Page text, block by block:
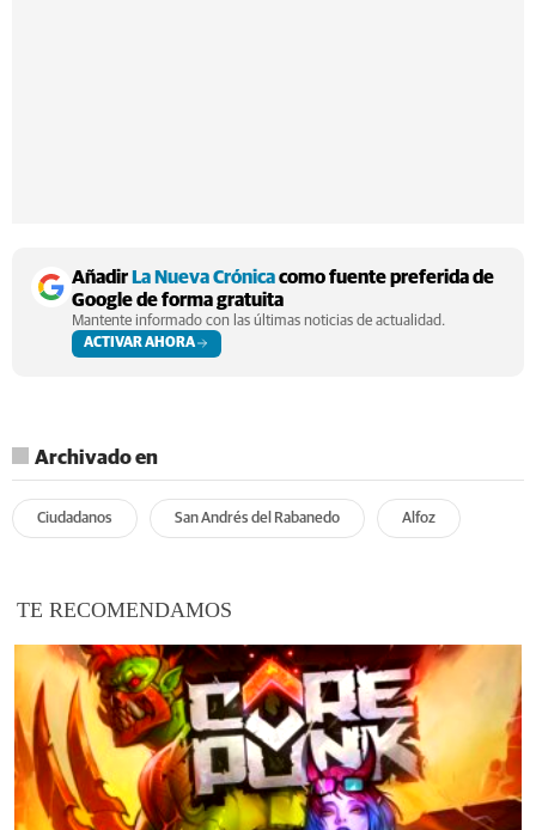
AñadirLa Nueva Crónicacomo fuente preferida de
Google de forma gratuita
Mantente informado con las últimas noticias de actualidad.
ACTIVAR AHORA
Archivado en
Ciudadanos San Andrés del Rabanedo Alfoz
TE RECOMENDAMOS